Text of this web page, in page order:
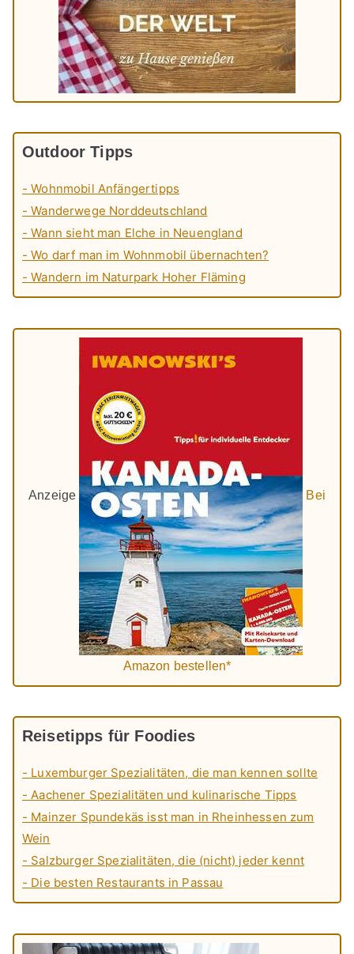
Outdoor Tipps
- Wohnmobil Anfängertipps
- Wanderwege Norddeutschland
- Wann sieht man Elche in Neuengland
- Wo darf man im Wohnmobil übernachten?
- Wandern im Naturpark Hoher Fläming
Anzeige Bei
Amazon bestellen*
Reisetipps für Foodies
- Luxemburger Spezialitäten, die man kennen sollte
- Aachener Spezialitäten und kulinarische Tipps
- Mainzer Spundekäs isst man in Rheinhessen zum
Wein
- Salzburger Spezialitäten, die (nicht) jeder kennt
- Die besten Restaurants in Passau